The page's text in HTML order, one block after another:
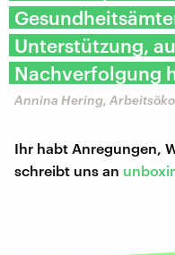
Unterstützung,
Nachverfolgung
Annina Hering,
Ihr habt Anregungen,
schreibt uns an